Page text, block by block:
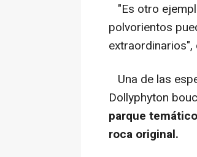
"Es otro
polvorientos
extraordinarios",
Una de las
Dollyphyton
parque
roca original.